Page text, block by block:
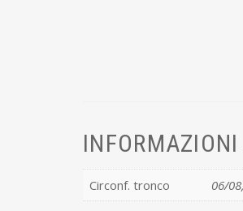
Circonf. tronco 06/